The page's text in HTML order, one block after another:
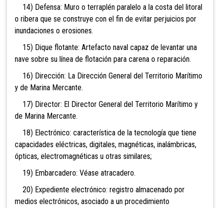
14) Defensa: Muro o terraplén paralelo a la costa del litoral
o ribera que se construye con el fin de evitar perjuicios por
inundaciones o erosiones.
15) Dique flotante: Artefacto naval capaz de levantar una
nave sobre su línea de flotación para carena o reparación.
16) Dirección: La Dirección General del Territorio Marítimo
y de Marina Mercante.
17) Director: El Director General del Territorio Marítimo y
de Marina Mercante.
18) Electrónico: característica de la tecnología que tiene
capacidades eléctricas, digitales, magnéticas, inalámbricas,
ópticas, electromagnéticas u otras similares;
19) Embarcadero: Véase atracadero.
20) Expediente electrónico: registro almacenado por
medios electrónicos, asociado a un procedimiento